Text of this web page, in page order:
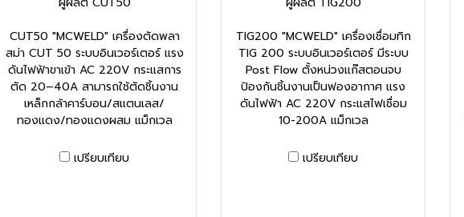
CUT50 "MCWELD" เครื่องตัดพลา
สม่า CUT 50 ระบบอินเวอร์เตอร์ แรง
ดันไฟฟ้าขาเข้า AC 220V กระแสการ
ตัด 20–40A สามารถใช้ตัดชิ้นงาน
เหล็กกล้าคาร์บอน/สแตนเลส/
ทองแดง/ทองแดงผสม แม็กเวล
เปรียบเทียบ
TIG200 "MCWELD" เครื่องเชื่อมทิก
TIG 200 ระบบอินเวอร์เตอร์ มีระบบ
Post Flow ตั้งหน่วงแก๊สตอนจบ
ป้องกันชิ้นงานเป็นฟองอากาศ แรง
ดันไฟฟ้า AC 220V กระแสไฟเชื่อม
10-200A แม็กเวล
เปรียบเทียบ